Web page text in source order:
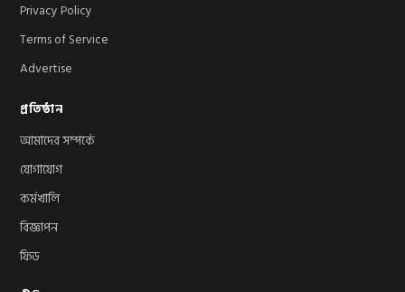
Privacy Policy
Terms of Service
Advertise
প্রতিষ্ঠান
আমাদের সম্পর্কে
যোগাযোগ
কর্মখালি
বিজ্ঞাপন
ফিড